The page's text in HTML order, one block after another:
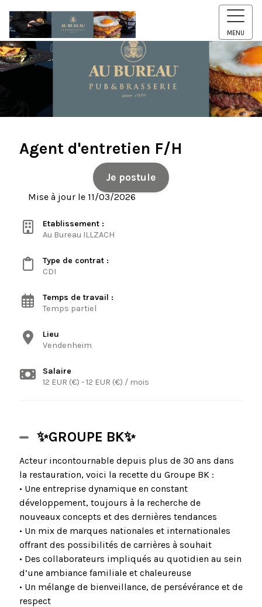
MENU
Agent d'entretien F/H
Je postule
Mise à jour le 11/03/2026
Etablissement :
Au Bureau ILLZACH
Type de contrat :
CDI
Temps de travail :
Temps partiel
Lieu
Vendenheim
Salaire
12 EUR (€) - 12 EUR (€) / mois
✨GROUPE BK✨
Acteur incontournable depuis plus de 30 ans dans
la restauration, voici la recette du Groupe BK :
• Une entreprise dynamique en constant
développement, toujours à la recherche de
nouveaux concepts et des dernières tendances
• Un mix de marques nationales et internationales
offrant des possibilités de carrières à souhait
• Des collaborateurs impliqués au quotidien au sein
d’une ambiance familiale et chaleureuse
• Un mélange de bienveillance, de persévérance et de
respect